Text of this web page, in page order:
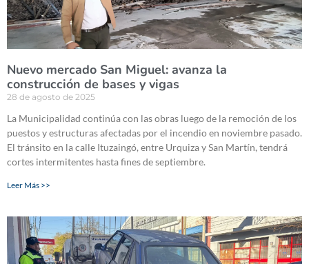
Nuevo mercado San Miguel: avanza la
construcción de bases y vigas
28 de agosto de 2025
La Municipalidad continúa con las obras luego de la remoción de los
puestos y estructuras afectadas por el incendio en noviembre pasado.
El tránsito en la calle Ituzaingó, entre Urquiza y San Martín, tendrá
cortes intermitentes hasta fines de septiembre.
Leer Más >>